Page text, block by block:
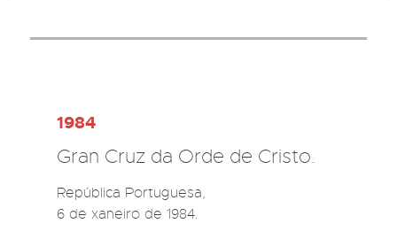
1984
Gran Cruz da Orde de Cristo.
República Portuguesa,
6 de xaneiro de 1984.